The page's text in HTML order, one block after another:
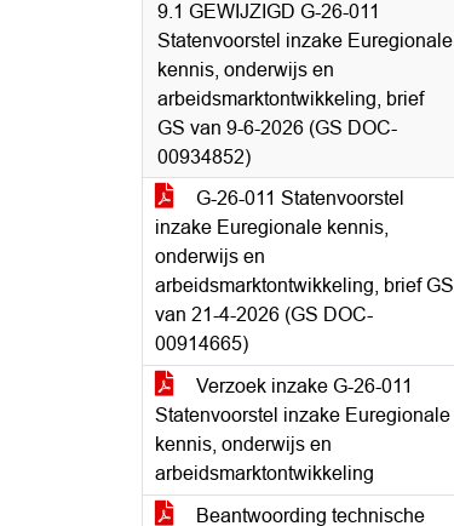
9.1 GEWIJZIGD G-26-011
Statenvoorstel inzake Euregionale
kennis, onderwijs en
arbeidsmarktontwikkeling, brief
GS van 9-6-2026 (GS DOC-
00934852)
G-26-011 Statenvoorstel
inzake Euregionale kennis,
onderwijs en
arbeidsmarktontwikkeling, brief GS
van 21-4-2026 (GS DOC-
00914665)
Verzoek inzake G-26-011
Statenvoorstel inzake Euregionale
kennis, onderwijs en
arbeidsmarktontwikkeling
Beantwoording technische